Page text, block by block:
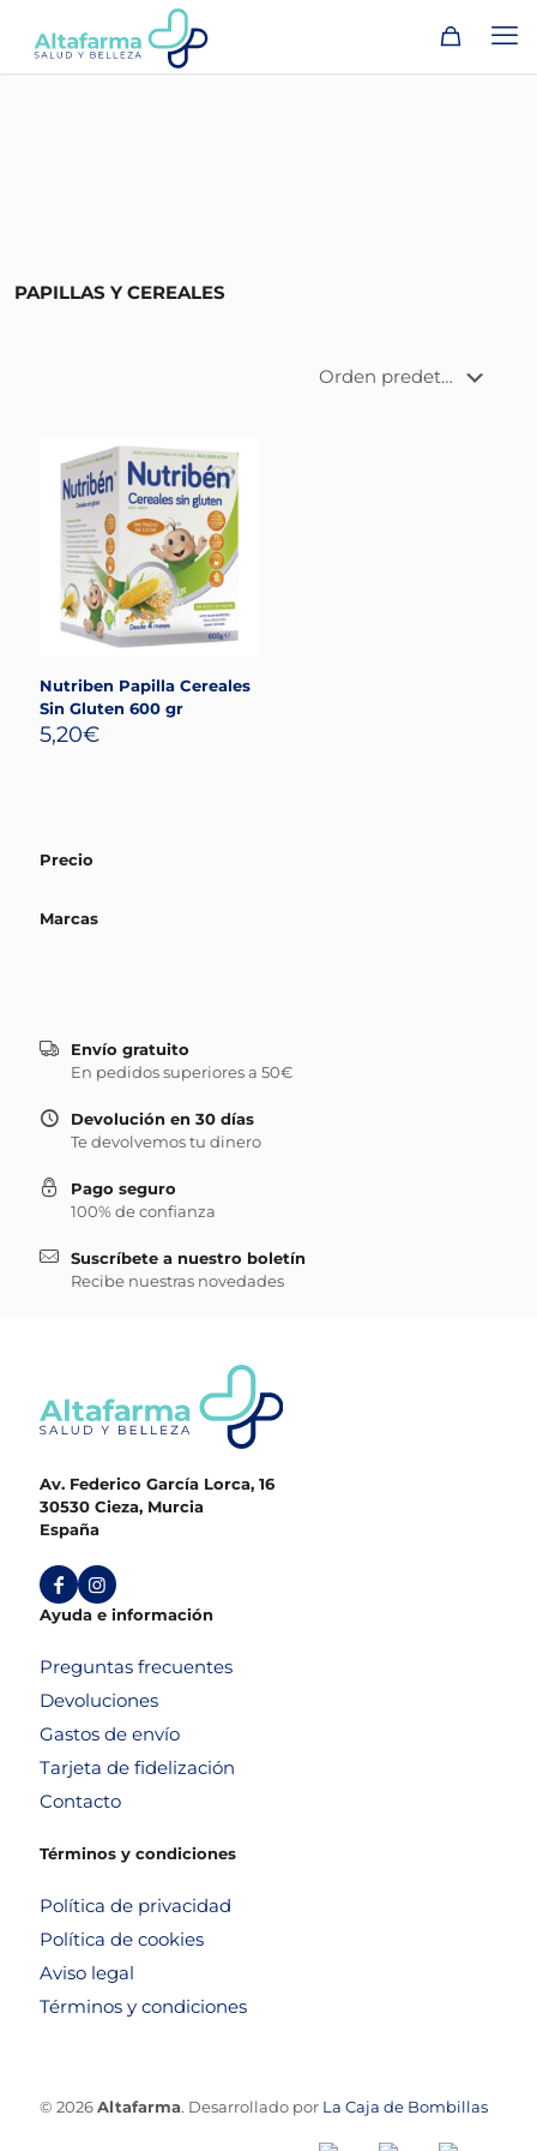
PAPILLAS Y CEREALES
Nutriben Papilla Cereales
Sin Gluten 600 gr
5,20€
Precio
Marcas
Envío gratuito
En pedidos superiores a 50€
Devolución en 30 días
Te devolvemos tu dinero
Pago seguro
100% de confianza
Suscríbete a nuestro boletín
Recibe nuestras novedades
Av. Federico García Lorca, 16
30530 Cieza, Murcia
España
Ayuda e información
Preguntas frecuentes
Devoluciones
Gastos de envío
Tarjeta de fidelización
Contacto
Términos y condiciones
Política de privacidad
Política de cookies
Aviso legal
Términos y condiciones
© 2026Altafarma. Desarrollado por La Caja de Bombillas